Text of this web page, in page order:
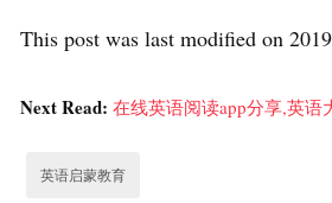
This post was last modified on
Next Read: 在线英语阅读app分享,英语
英语启蒙教育